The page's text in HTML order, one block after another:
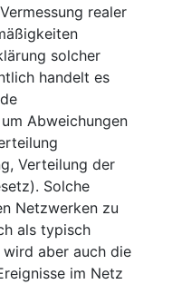
realer
solcher
handelt es
Abweichungen
Verteilung der
Solche
Netzwerken zu
als typisch
aber auch die
im Netz